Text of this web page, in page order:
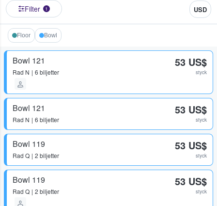
Filter 1 USD
Floor Bowl
Bowl 121
Rad N 6 biljetter
53 US$
styck
Bowl 121
Rad N 6 biljetter
53 US$
styck
Bowl 119
Rad Q 2 biljetter
53 US$
styck
Bowl 119
Rad Q 2 biljetter
53 US$
styck